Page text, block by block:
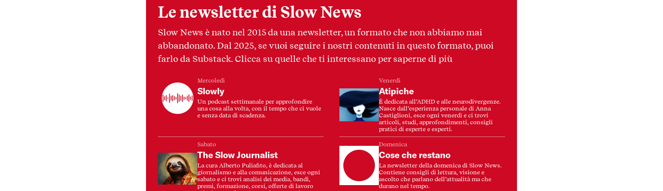
Le newsletter di Slow News
Slow News è nato nel 2015 da una newsletter, un formato che non abbiamo mai
abbandonato. Dal 2025, se vuoi seguire i nostri contenuti in questo formato, puoi
farlo da Substack. Clicca su quelle che ti interessano per saperne di più
Mercoledì
Slowly
Un podcast settimanale per approfondire
una cosa alla volta, con il tempo che ci vuole
e senza data di scadenza.
Venerdì
Atipiche
È dedicata all’ADHD e alle neurodivergenze.
Nasce dall’esperienza personale di Anna
Castiglioni, esce ogni venerdì e ci trovi
articoli, studi, approfondimenti, consigli
pratici di esperte e esperti.
Sabato
The Slow Journalist
La cura Alberto Puliafito, è dedicata al
giornalismo e alla comunicazione, esce ogni
sabato e ci trovi analisi dei media, bandi,
premi, formazione, corsi, offerte di lavoro
Domenica
Cose che restano
La newsletter della domenica di Slow News.
Contiene consigli di lettura, visione e
ascolto che parlano dell’attualità ma che
durano nel tempo.